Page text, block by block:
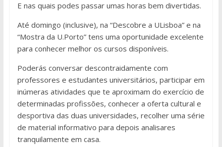
E nas quais podes passar umas horas bem divertidas.
Até domingo (inclusive), na “Descobre a ULisboa” e na
“Mostra da U.Porto” tens uma oportunidade excelente
para conhecer melhor os cursos disponíveis.
Poderás conversar descontraidamente com
professores e estudantes universitários, participar em
inúmeras atividades que te aproximam do exercício de
determinadas profissões, conhecer a oferta cultural e
desportiva das duas universidades, recolher uma série
de material informativo para depois analisares
tranquilamente em casa.